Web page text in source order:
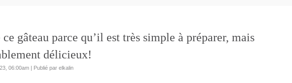
ce gâteau parce qu’il est très simple à préparer, mais
délicieux!
06:00am | Publié par elkalin